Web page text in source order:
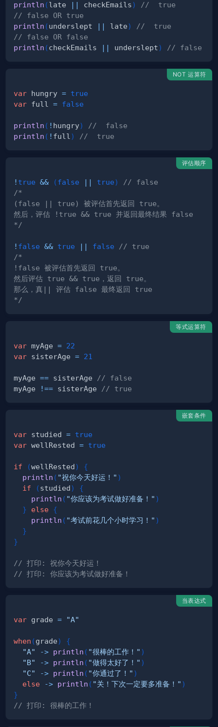
println (late || checkEmails)
//  true
// false OR true
println (underslept || late)
//  true
// false OR false
println (checkEmails || underslept) // false
NOT 运算符
var hungry = true
var full = false
println ( ! hungry)
//  false
println ( ! full ) //  true
评估顺序
! true && (false || true)
// false
*/
! false && true || false
// true
*/
等式运算符
var myAge = 22
var sisterAge = 21
myAge == sisterAge
// false
myAge
!== sisterAge // true
嵌套条件
var studied = true
var wellRested = true
if (wellRested)
{
println ( "祝你今天好运！" )
if
(studied)
{
println ( "你应该为考试做好准备！" )
}
else {
println ( "考试前花几个小时学习！" )
}
}
// 打印: 祝你今天好运！
// 打印: 你应该为考试做好准备！
当表达式
var grade = "A"
when (grade)
{
"A"
-> println ( "很棒的工作！" )
"B"
-> println ( "做得太好了！" )
"C"
-> println ( "你通过了！" )
else
-> println ( "关！下次一定要多准备！" )
}
// 打印: 很棒的工作！